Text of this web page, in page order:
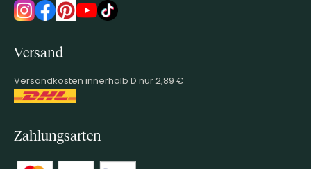
Versand
Versandkosten innerhalb D nur 2,89 €
Zahlungsarten